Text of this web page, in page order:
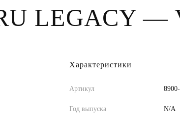
LEGACY —
Характеристики
Артикул
Год выпуска N/A